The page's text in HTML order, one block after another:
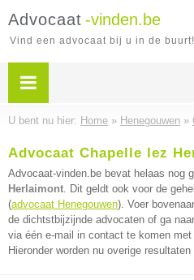
Advocaat -vinden.be
Vind een advocaat bij u in de buurt!
U bent nu hier: Home » Henegouwen »
Advocaat Chapelle lez
Advocaat-vinden.be bevat helaas nog
Herlaimont. Dit geldt ook voor de
(advocaat Henegouwen). Voer
de dichtstbijzijnde advocaten of ga naar
via één e-mail in contact te komen
Hieronder worden nu overige resultaten